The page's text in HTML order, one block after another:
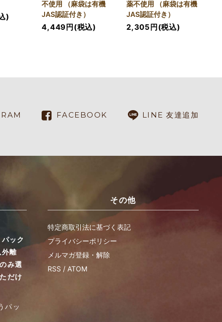
)
不使用 （麻袋は有機
JAS認証付き）
4,449円(税込)
薬不使用 （麻袋は有機
JAS認証付き）
2,305円(税込)
FACEBOOK LINE 友達追加
ック
外離
み選
だけ
パッ
その他
特定商取引法に基づく表記
プライバシーポリシー
メルマガ登録・解除
RSS / ATOM